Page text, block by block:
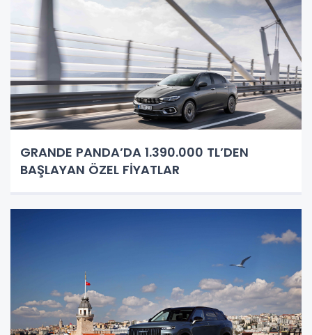
GRANDE PANDA’DA 1.390.000 TL’DEN
BAŞLAYAN ÖZEL FİYATLAR